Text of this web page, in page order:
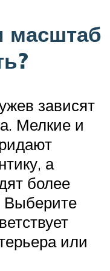
масштаб
зависят
Мелкие и
а
более
Выберите
или